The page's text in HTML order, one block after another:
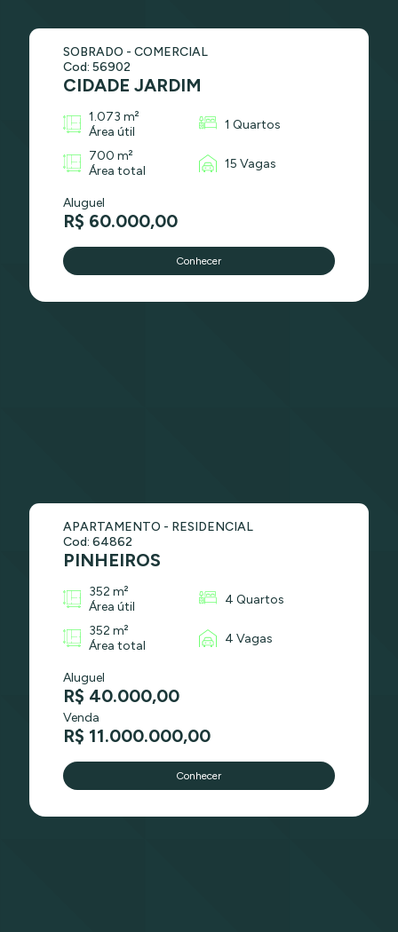
SOBRADO - COMERCIAL
Cod: 56902
CIDADE JARDIM
1.073 m²
Área útil
1 Quartos
700 m²
Área total
15 Vagas
Aluguel
R$ 60.000,00
Conhecer
APARTAMENTO - RESIDENCIAL
Cod: 64862
PINHEIROS
352 m²
Área útil
4 Quartos
352 m²
Área total
4 Vagas
Aluguel
R$ 40.000,00
Venda
R$ 11.000.000,00
Conhecer